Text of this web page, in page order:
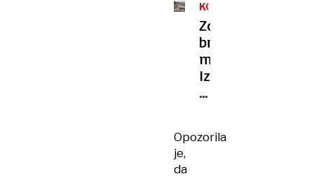
KOLEKTIVNO
KAZNOVANJE
Zdravniki
brez
meja:
Izrael
dostop
v
Opozorila
je,
da